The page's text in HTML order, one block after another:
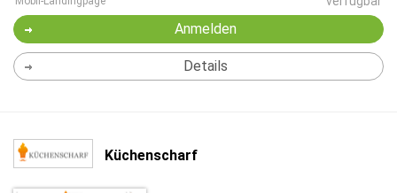
Anmelden
Details
Küchenscharf